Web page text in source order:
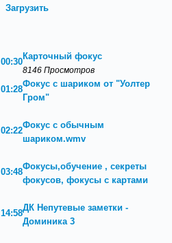
Загрузить
00:30
Карточный фокус
8146 Просмотров
01:28
Фокус с шариком от "Уолтер
Гром"
02:22
Фокус с обычным
шариком.wmv
03:48
Фокусы,обучение , секреты
фокусов, фокусы с картами
14:58
ДК Непутевые заметки -
Доминика 3